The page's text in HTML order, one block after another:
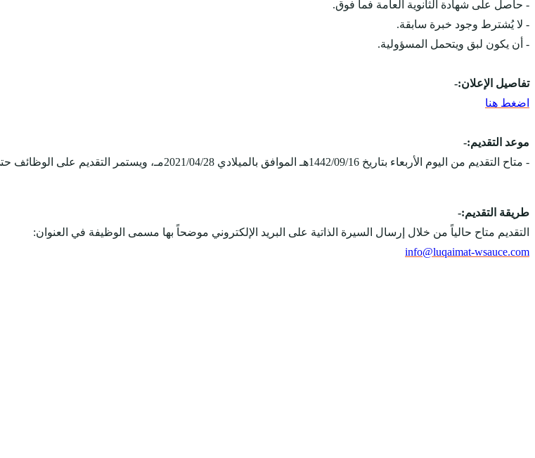
- حاصل على شهادة الثانوية العامة فما فوق.
- لا يُشترط وجود خبرة سابقة.
- أن يكون لبق ويتحمل المسؤولية.
تفاصيل الإعلان:-
اضغط هنا
موعد التقديم:-
- متاح التقديم من اليوم الأربعاء بتاريخ 1442/09/16هـ الموافق بالميلادي 2021/04/28مـ، ويستمر التقديم على الوظائف حتى يتم الإكتفاء بالعدد المطلوب.
طريقة التقديم:-
التقديم متاح حالياً من خلال إرسال السيرة الذاتية على البريد الإلكتروني موضحاً بها مسمى الوظيفة في العنوان:
info@luqaimat-wsauce.com